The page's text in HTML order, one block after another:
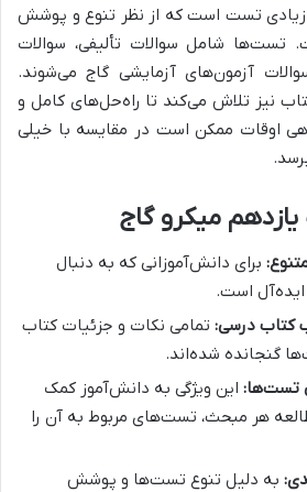
زیادی تست است که از نظر تنوع و پوشش
تست‌ها شامل سوالات تألیفی، سوالات
آزمون‌های آزمایشی گاج می‌شوند.
نیز تلاش می‌کند تا راه‌حل‌های کامل و
اوقات ممکن است در مقایسه با خیلی
میکرو گاج
برای دانش‌آموزانی که به دنبال
ایده‌آل است.
کتاب درسی: تمامی نکات و جزئیات کتاب
گنجانده شده‌اند.
تست‌ها: این ویژگی به دانش‌آموز کمک
هر مبحث، تست‌های مربوط به آن را
به دلیل تنوع تست‌ها و پوشش